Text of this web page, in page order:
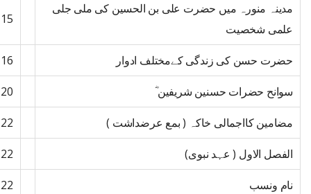
مدینہ منورہ میں حضرت علی بن الحسین کی ملی جلی
علمی شخصیت
15
حضرت حسن کی زندگی کےمختلف ادوار 16
سوانح حضرات حسنین شریفین ؓ 20
مضامین کااجمالی خاکہ ( بمع عرضداشت ) 22
الفصل الاول ( عہد نبوی) 22
نام ونسب 22